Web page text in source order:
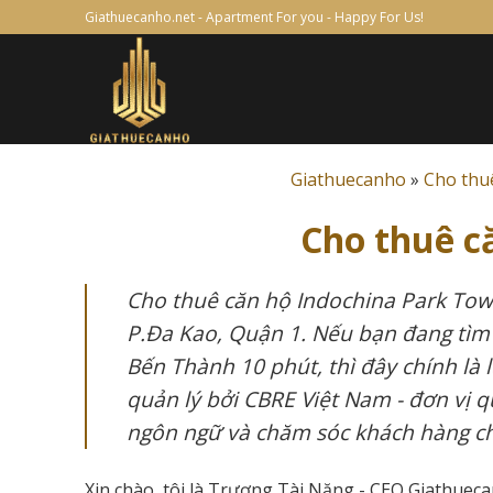
to
Giathuecanho.net - Apartment For you - Happy For Us!
Giathuecanho » Cho
Cho thuê
Cho thuê căn hộ Indochina Park
P.Đa Kao, Quận 1. Nếu bạn đang
Bến Thành 10 phút, thì đây chính
quản lý bởi CBRE Việt Nam - đơn vị
ngôn ngữ và chăm sóc khách hàng